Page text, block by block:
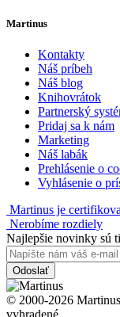
Martinus
Kontakty
Náš príbeh
Náš blog
Knihovrátok
Partnerský
Pridaj sa k nám
Marketing
Náš labák
Prehlásenie o
Vyhlásenie o
Martinus je
Nerobíme rozdiely
Najlepšie novinky sú
Odoslať
© 2000-2026
vyhradené.